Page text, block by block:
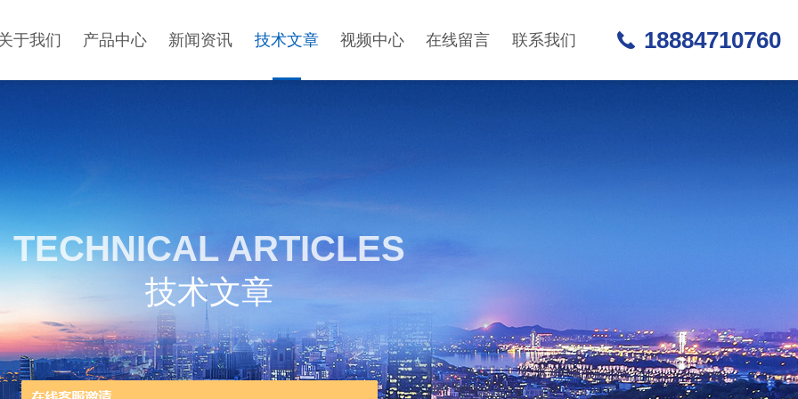
于我们 产品中心 新闻资讯 技术文章 视频中心 在线留言 联系我们 18884710760
TECHNICAL ARTICLES
技术文章